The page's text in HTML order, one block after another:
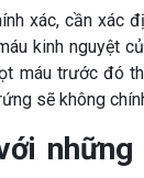
xác, cần xác
kinh nguyệt
máu trước đó
sẽ không